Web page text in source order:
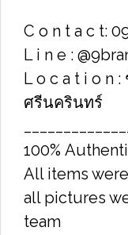
C o n t a c t:
L i n e :
L o c a t i o n
ศรีนครินทร์
100%
All items
all pictures
team